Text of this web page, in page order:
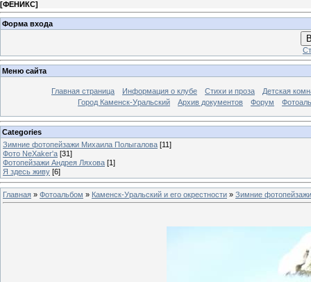
[ФЕНИКС]
Форма входа
Меню сайта
Главная страница Информация о клубе Стихи и проза
Детская
Город Каменск-Уральский
Архив документов Форум
Categories
Зимние фотопейзажи Михаила Полыгалова [11]
Фото NeXaker'a [31]
Фотопейзажи Андрея Ляхова [1]
Я здесь живу [6]
Главная » Фотоальбом » Каменск-Уральский и его окрестности » Зимние